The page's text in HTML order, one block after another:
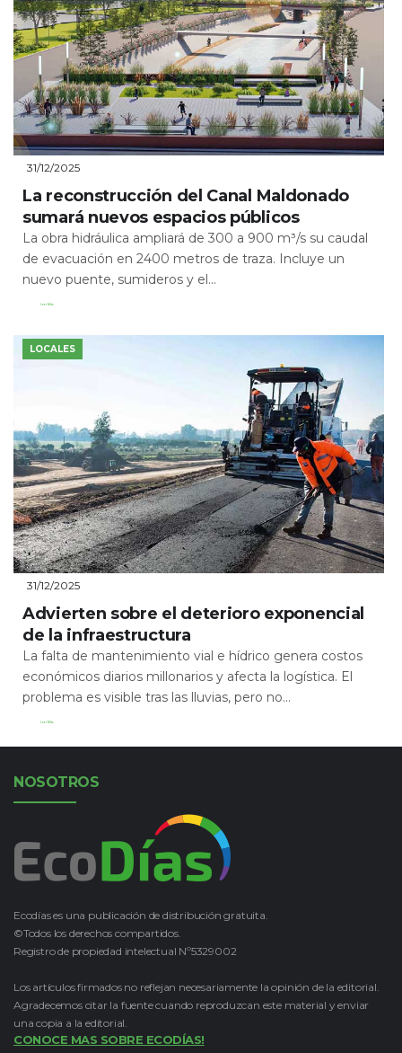
31/12/2025
La reconstrucción del Canal Maldonado
sumará nuevos espacios públicos
La obra hidráulica ampliará de 300 a 900 m³/s su caudal
de evacuación en 2400 metros de traza. Incluye un
nuevo puente, sumideros y el...
Leer Más
LOCALES
31/12/2025
Advierten sobre el deterioro exponencial
de la infraestructura
La falta de mantenimiento vial e hídrico genera costos
económicos diarios millonarios y afecta la logística. El
problema es visible tras las lluvias, pero no...
Leer Más
NOSOTROS
Ecodías es una publicación de distribución gratuita.
©Todos los derechos compartidos.
Registro de propiedad intelectual Nº5329002
Los artículos firmados no reflejan necesariamente la opinión de la editorial.
Agradecemos citar la fuente cuando reproduzcan este material y enviar
una copia a la editorial.
CONOCE MAS SOBRE ECODÍAS!